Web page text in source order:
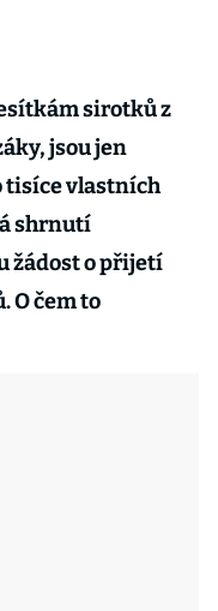
sirotků z
jsou jen
tisíce vlastních
shrnutí
žádost o přijetí
čem to